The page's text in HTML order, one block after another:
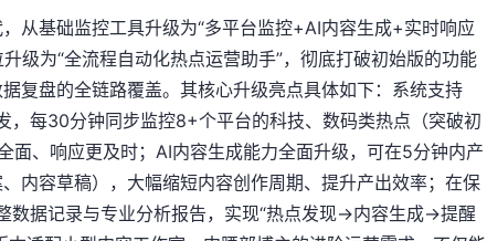
从基础监控工具升级为“多平台监控+AI内容生成+实时响应
级为“全流程自动化热点运营助手”，彻底打破初始版的功能
复盘的全链路覆盖。其核心升级亮点具体如下：系统支持
，每30分钟同步监控8+个平台的科技、数码类热点（突破初
面、响应更及时；AI内容生成能力全面升级，可在5分钟内产
内容草稿），大幅缩短内容创作周期、提升产出效率；在保
数据记录与专业分析报告，实现“热点发现→内容生成→提醒